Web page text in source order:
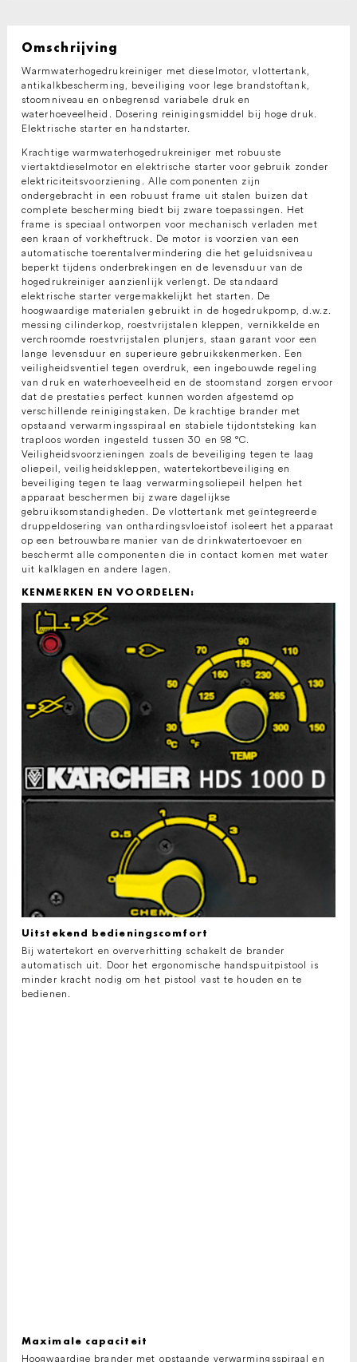
Omschrijving
Warmwaterhogedrukreiniger met dieselmotor, vlottertank,
antikalkbescherming, beveiliging voor lege brandstoftank,
stoomniveau en onbegrensd variabele druk en
waterhoeveelheid. Dosering reinigingsmiddel bij hoge druk.
Elektrische starter en handstarter.
Krachtige warmwaterhogedrukreiniger met robuuste
viertaktdieselmotor en elektrische starter voor gebruik zonder
elektriciteitsvoorziening. Alle componenten zijn
ondergebracht in een robuust frame uit stalen buizen dat
complete bescherming biedt bij zware toepassingen. Het
frame is speciaal ontworpen voor mechanisch verladen met
een kraan of vorkheftruck. De motor is voorzien van een
automatische toerentalvermindering die het geluidsniveau
beperkt tijdens onderbrekingen en de levensduur van de
hogedrukreiniger aanzienlijk verlengt. De standaard
elektrische starter vergemakkelijkt het starten. De
hoogwaardige materialen gebruikt in de hogedrukpomp, d.w.z.
messing cilinderkop, roestvrijstalen kleppen, vernikkelde en
verchroomde roestvrijstalen plunjers, staan garant voor een
lange levensduur en superieure gebruikskenmerken. Een
veiligheidsventiel tegen overdruk, een ingebouwde regeling
van druk en waterhoeveelheid en de stoomstand zorgen ervoor
dat de prestaties perfect kunnen worden afgestemd op
verschillende reinigingstaken. De krachtige brander met
opstaand verwarmingsspiraal en stabiele tijdontsteking kan
traploos worden ingesteld tussen 30 en 98 °C.
Veiligheidsvoorzieningen zoals de beveiliging tegen te laag
oliepeil, veiligheidskleppen, watertekortbeveiliging en
beveiliging tegen te laag verwarmingsoliepeil helpen het
apparaat beschermen bij zware dagelijkse
gebruiksomstandigheden. De vlottertank met geïntegreerde
druppeldosering van onthardingsvloeistof isoleert het apparaat
op een betrouwbare manier van de drinkwatertoevoer en
beschermt alle componenten die in contact komen met water
uit kalklagen en andere lagen.
KENMERKEN EN VOORDELEN:
Uitstekend bedieningscomfort
Bij watertekort en oververhitting schakelt de brander
automatisch uit. Door het ergonomische handspuitpistool is
minder kracht nodig om het pistool vast te houden en te
bedienen.
Maximale capaciteit
Hoogwaardige brander met opstaande verwarmingsspiraal en